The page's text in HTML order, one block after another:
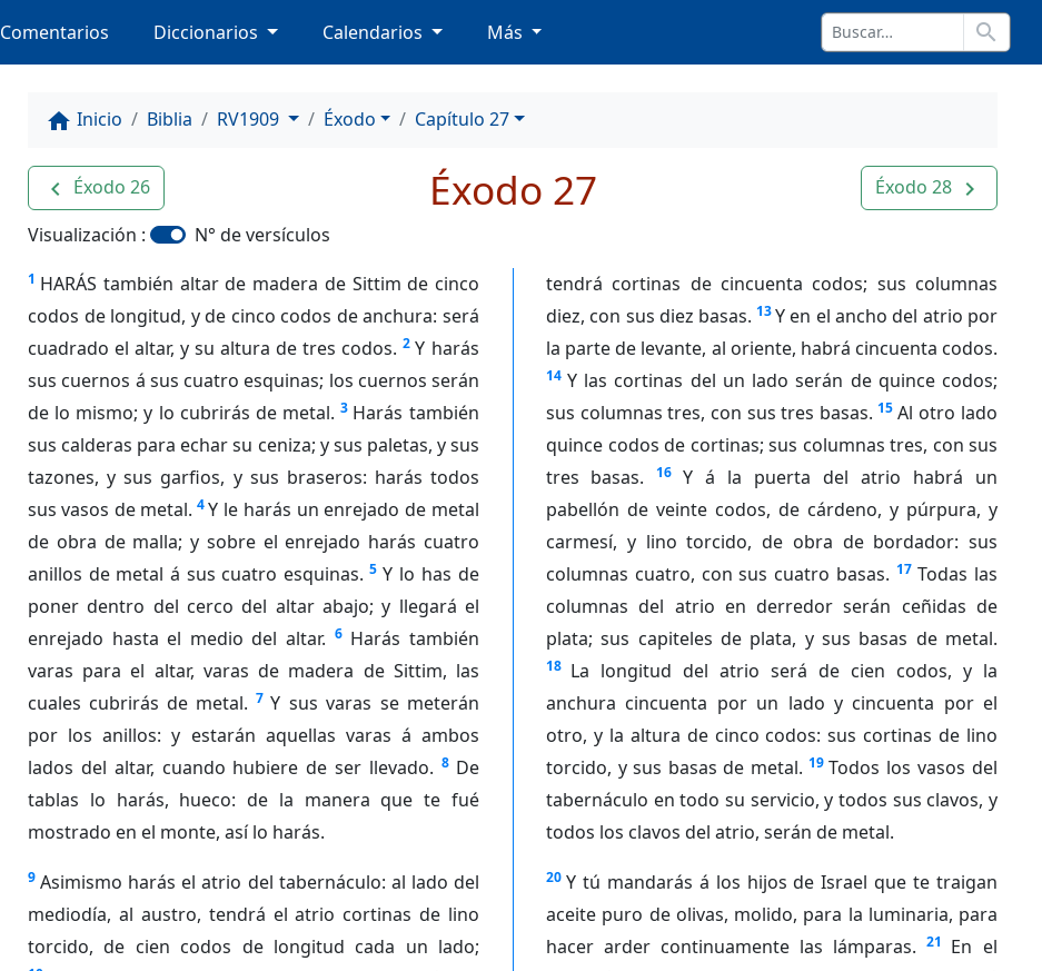
Comentarios Diccionarios Calendarios Más search
home Inicio Biblia RV1909 Éxodo Capítulo 27
navigate_before Éxodo 26 Éxodo 28 navigate_next
Éxodo 27
Visualización : N° de versículos
1 HARÁS también altar de madera de Sittim de cinco
codos de longitud, y de cinco codos de anchura: será
cuadrado el altar, y su altura de tres codos. 2 Y harás
sus cuernos á sus cuatro esquinas; los cuernos serán
de lo mismo; y lo cubrirás de metal. 3 Harás también
sus calderas para echar su ceniza; y sus paletas, y sus
tazones, y sus garfios, y sus braseros: harás todos
sus vasos de metal. 4Y le harás un enrejado de metal
de obra de malla; y sobre el enrejado harás cuatro
anillos de metal á sus cuatro esquinas. 5 Y lo has de
poner dentro del cerco del altar abajo; y llegará el
enrejado hasta el medio del altar. 6 Harás también
varas para el altar, varas de madera de Sittim, las
cuales cubrirás de metal. 7 Y sus varas se meterán
por los anillos: y estarán aquellas varas á ambos
lados del altar, cuando hubiere de ser llevado. 8 De
tablas lo harás, hueco: de la manera que te fué
mostrado en el monte, así lo harás.
9 Asimismo harás el atrio del tabernáculo: al lado del
mediodía, al austro, tendrá el atrio cortinas de lino
torcido, de cien codos de longitud cada un lado;
tendrá cortinas de cincuenta codos; sus columnas
diez, con sus diez basas. 13Y en el ancho del atrio por
la parte de levante, al oriente, habrá cincuenta codos.
14 Y las cortinas del un lado serán de quince codos;
sus columnas tres, con sus tres basas. 15 Al otro lado
quince codos de cortinas; sus columnas tres, con sus
tres basas.
16 Y á la puerta del atrio habrá un
pabellón de veinte codos, de cárdeno, y púrpura, y
carmesí, y lino torcido, de obra de bordador: sus
columnas cuatro, con sus cuatro basas. 17 Todas las
columnas del atrio en derredor serán ceñidas de
plata; sus capiteles de plata, y sus basas de metal.
18 La longitud del atrio será de cien codos, y la
anchura cincuenta por un lado y cincuenta por el
otro, y la altura de cinco codos: sus cortinas de lino
torcido, y sus basas de metal. 19 Todos los vasos del
tabernáculo en todo su servicio, y todos sus clavos, y
todos los clavos del atrio, serán de metal.
20 Y tú mandarás á los hijos de Israel que te traigan
aceite puro de olivas, molido, para la luminaria, para
hacer arder continuamente las lámparas. 21
En el